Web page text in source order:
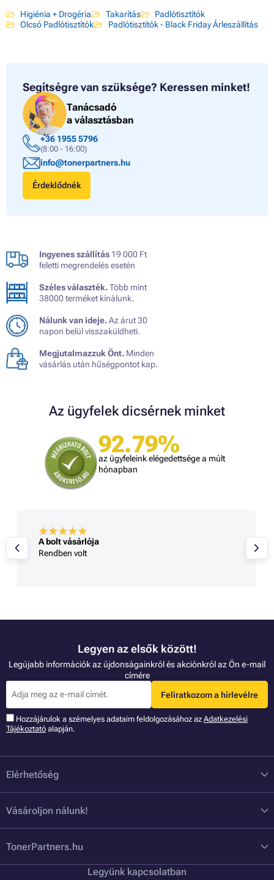
Higiénia + Drogéria Takarítás
Padlótisztítók
Olcsó Padlótisztítók
Padlótisztítók - Black Friday Árleszállítás
Segítségre van szüksége? Keressen minket!
Tanácsadó
a választásban
+36 1955 5796
(8:00 - 16:00)
info@tonerpartners.hu
Érdeklődnék
Ingyenes szállítás 19 000 Ft
feletti megrendelés esetén
Széles választék.Több mint
38000 terméket kínálunk.
Nálunk van ideje.Az árut 30
napon belül visszaküldheti.
Megjutalmazzuk Önt. Minden
vásárlás után hűségpontot kap.
Az ügyfelek dicsérnek minket
92.79%
az ügyfeleink elégedettsége a múlt
hónapban
A bolt vásárlója
Rendben volt
Legyen az elsők között!
Legújabb információk az újdonságainkról és akciónkról az Ön e-mail
címére
Feliratkozom a hírlevélre
Hozzájárulok a szémelyes adataim feldolgozásához az Adatkezelési
Tájékoztató alapján.
Elérhetőség
Vásároljon nálunk!
TonerPartners.hu
Legyünk kapcsolatban